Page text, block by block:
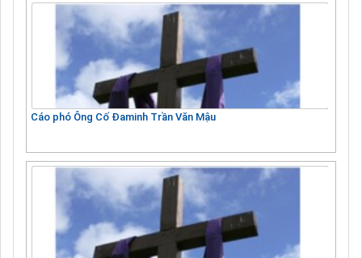
Cáo phó Ông Cố Đaminh Trần Văn Mậu